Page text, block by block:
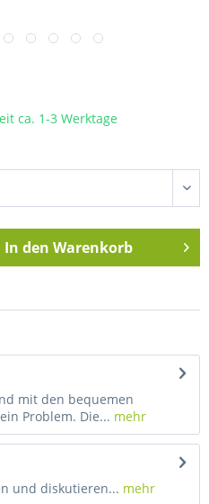
ca. 1-3 Werktage
In den Warenkorb
mit den bequemen
Problem. Die... mehr
und diskutieren... mehr